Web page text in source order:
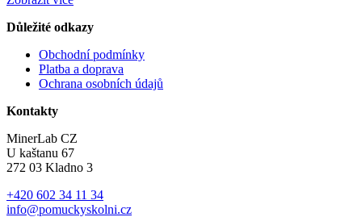
Důležité odkazy
Obchodní podmínky
Platba a doprava
Ochrana osobních údajů
Kontakty
MinerLab CZ
U kaštanu 67
272 03 Kladno 3
+420 602 34 11 34
info@pomuckyskolni.cz